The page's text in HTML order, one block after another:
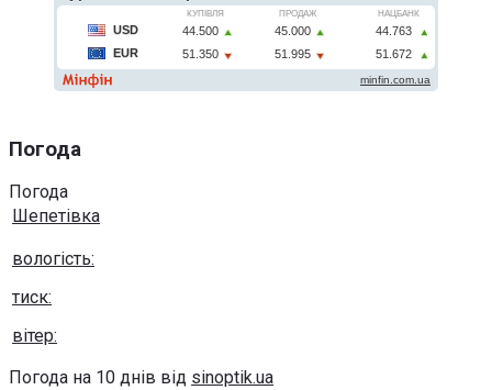
Погода
Погода
Шепетівка
вологість:
тиск:
вітер:
Погода на 10 днів від sinoptik.ua